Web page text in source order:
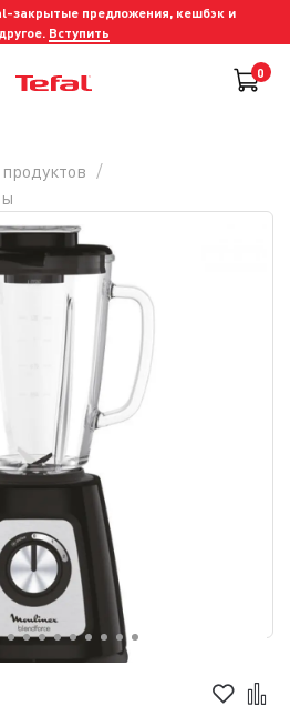
закрытые предложения, кешбэк и
Вступить
0